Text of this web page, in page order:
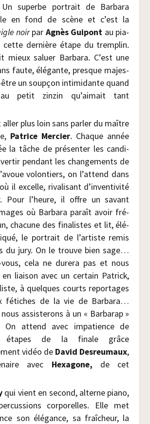
superbe por­trait de Bar­ba­ra
en fond de scène et c’est la
noirpar Agnès Gui­pont au pia­
cette der­nière étape du trem­plin.
mieux saluer Bar­ba­ra. C’est une
faute, élé­gante, presque majes­
un soup­çon inti­mi­dante quand
petit zin­zin qu’aimait tant
aller plus loin sans par­ler du maître
Patrice Mer­cier. Chaque année
la tâche de pré­sen­ter les can­di­
pen­dant les chan­ge­ments de
volon­tiers, on l’attend dans
il excelle, riva­li­sant d’inventivité
Pour l’heure, il offre un savant
où Bar­ba­ra paraît avoir fré­
cha­cune des fina­listes et lit, élé­
le por­trait de l’artiste remis
du jury. On le trouve bien sage…
vous, cela ne dure­ra pas et nous
liai­son avec un cer­tain Patrick,
à quelques courts repor­tages
fétiches de la vie de Bar­ba­ra…
assis­te­rons à un « Bar­ba­rap »
On attend avec impa­tience de
étapes de la finale grâce
vidéo de David Des­reu­maux,
avec Hexa­gone, de cet
qui vient en second, alterne pia­no,
cor­po­relles. Elle met
son élé­gance, sa fraî­cheur, la